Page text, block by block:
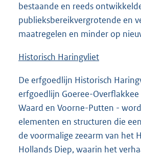
bestaande en reeds
publieksbereikvergrotende en
maatregelen en minder op
Historisch Haringvliet
De erfgoedlijn Historisch
erfgoedlijn Goeree-Overflakkee
Waard en Voorne-Putten -
elementen en structuren die
de voormalige zeearm van het
Hollands Diep, waarin het